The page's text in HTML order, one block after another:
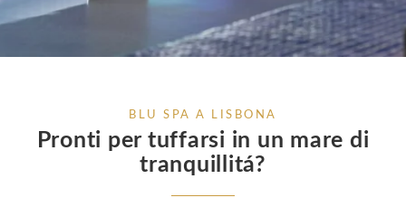
BLU SPA A LISBONA
Pronti per tuffarsi in un mare di
tranquillitá?